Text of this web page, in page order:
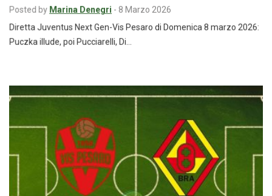
Posted by Marina Denegri - 8 Marzo 2026
Diretta Juventus Next Gen-Vis Pesaro di Domenica 8 marzo 2026:
Puczka illude, poi Pucciarelli, Di…